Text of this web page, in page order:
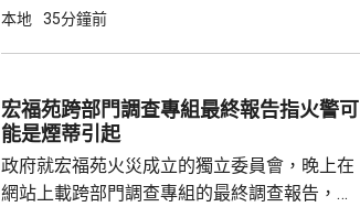
會自行熄滅，從而避免火勢蔓延，受波及的建
延。 試驗顯示，發泡膠板導致廚房窗失效，廚
房內部溫度升至攝氏340至370度。沒有使用
發泡膠板的內部溫度則維持在100度...
本地 35分鐘前
宏福苑跨部門調查專組最終報告指火警可
能是煙蒂引起
政府就宏福苑火災成立的獨立委員會，晚上在
網站上載跨部門調查專組的最終調查報告，指